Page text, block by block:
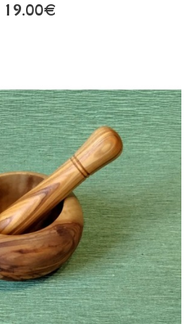
19.00€